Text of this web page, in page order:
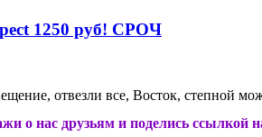
1250 руб! СРОЧ
отвезли все, Восток, степной
о нас друзьям и поделись ссылкой